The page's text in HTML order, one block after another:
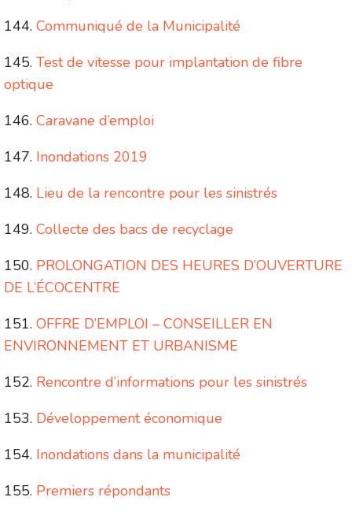
Communiqué de la Municipalité
Test de vitesse pour implantation de fibre
optique
Caravane d’emploi
Inondations 2019
Lieu de la rencontre pour les sinistrés
Collecte des bacs de recyclage
PROLONGATION DES HEURES D’OUVERTURE
DE L’ÉCOCENTRE
OFFRE D’EMPLOI – CONSEILLER EN
ENVIRONNEMENT ET URBANISME
Rencontre d’informations pour les sinistrés
Développement économique
Inondations dans la municipalité
Premiers répondants